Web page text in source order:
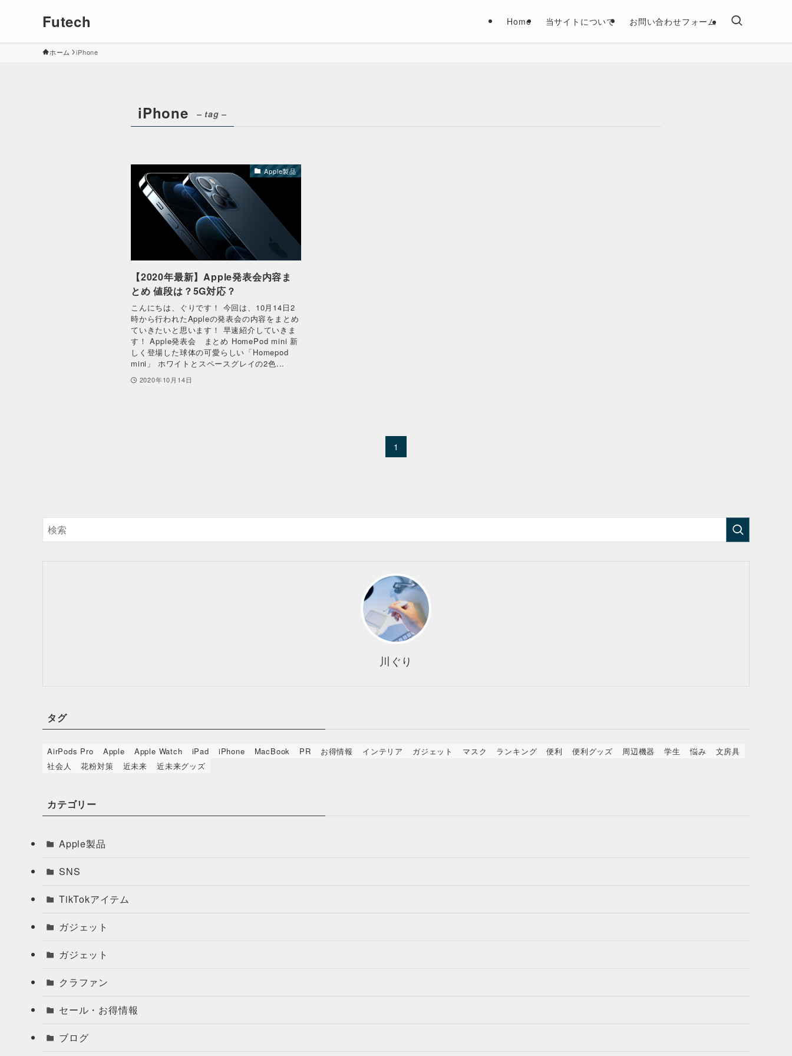
Futech Home 当サイトについて お問い合わせフォーム
ホーム iPhone
iPhone – tag –
Apple製品
【2020年最新】Apple発表会内容ま
とめ 値段は？5G対応？
こんにちは、ぐりです！ 今回は、10月14日2
時から行われたAppleの発表会の内容をまとめ
ていきたいと思います！ 早速紹介していきま
す！ Apple発表会 まとめ HomePod mini 新
しく登場した球体の可愛らしい「Homepod
mini」 ホワイトとスペースグレイの2色...
2020年10月14日
1
川ぐり
タグ
AirPods Pro Apple Apple Watch iPad iPhone MacBook PR お得情報 インテリア ガジェット マスク ランキング 便利 便利グッズ 周辺機器 学生 悩み
文房具
社会人
花粉対策 近未来 近未来グッズ
カテゴリー
Apple製品
SNS
TikTokアイテム
ガジェット
ガジェット
クラファン
セール・お得情報
ブログ